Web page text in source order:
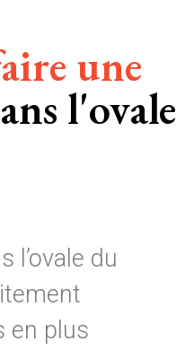
une
l'ovale
l’ovale du
en plus